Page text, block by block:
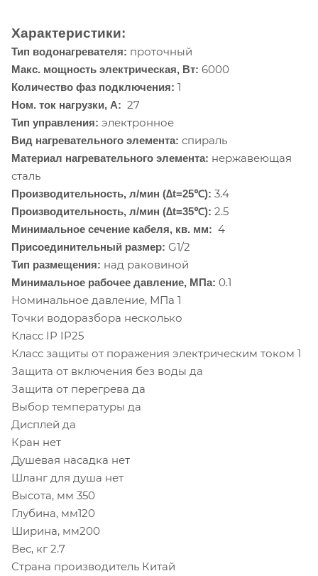
Характеристики:
Тип водонагревателя: проточный
Макс. мощность электрическая, Вт: 6000
Количество фаз подключения: 1
Ном. ток нагрузки, А: 27
Тип управления: электронное
Вид нагревательного элемента: спираль
Материал нагревательного элемента: нержавеющая
сталь
Производительность, л/мин (∆t=25℃): 3.4
Производительность, л/мин (∆t=35℃): 2.5
Минимальное сечение кабеля, кв. мм: 4
Присоединительный размер: G1/2
Тип размещения: над раковиной
Минимальное рабочее давление, МПа: 0.1
Номинальное давление, МПа 1
Точки водоразбора несколько
Класс IP IP25
Класс защиты от поражения электрическим током 1
Защита от включения без воды да
Защита от перегрева да
Выбор температуры да
Дисплей да
Кран нет
Душевая насадка нет
Шланг для душа нет
Высота, мм 350
Глубина, мм120
Ширина, мм200
Вес, кг 2.7
Страна производитель Китай